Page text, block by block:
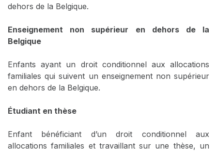
dehors de la Belgique.
Enseignement non supérieur en dehors de la
Belgique
Enfants ayant un droit conditionnel aux allocations
familiales qui suivent un enseignement non supérieur
en dehors de la Belgique.
Étudiant en thèse
Enfant bénéficiant d’un droit conditionnel aux
allocations familiales et travaillant sur une thèse, un